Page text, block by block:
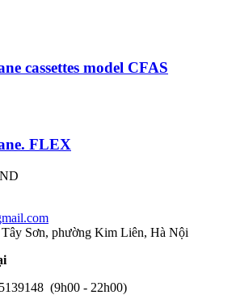
cassettes model CFAS
FLEX
Sơn, phường Kim Liên, Hà Nội
(9h00 - 22h00)